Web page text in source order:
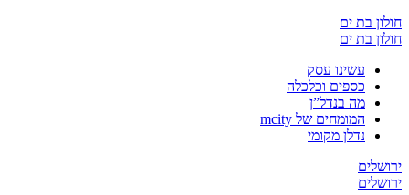
בת ים
בת ים
עשינו עסק
כספים וכלכלה
מה בנדל”ן
המומחים של mcity
נדלן מקומי